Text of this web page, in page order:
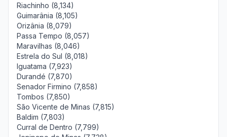
Riachinho (8,134)
Guimarânia (8,105)
Orizânia (8,079)
Passa Tempo (8,057)
Maravilhas (8,046)
Estrela do Sul (8,018)
Iguatama (7,923)
Durandé (7,870)
Senador Firmino (7,858)
Tombos (7,850)
São Vicente de Minas (7,815)
Baldim (7,803)
Curral de Dentro (7,799)